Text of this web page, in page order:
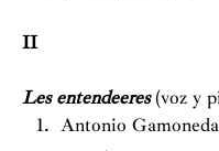
II
Les entendeeres(voz y
Antonio